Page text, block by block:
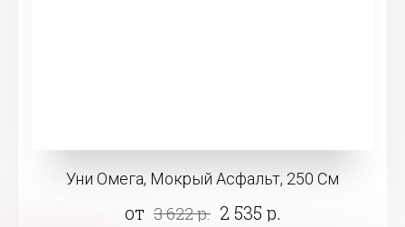
Уни Омега, Мокрый Асфальт, 250 См
от 3 622 р. 2 535 р.